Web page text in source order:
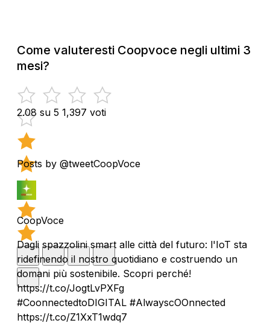
Come valuteresti Coopvoce negli ultimi 3
mesi?
2.08 su 5 1,397 voti
Posts by @tweetCoopVoce
CoopVoce
Dagli spazzolini smart alle città del futuro: l'IoT sta
ridefinendo il nostro quotidiano e costruendo un
domani più sostenibile. Scopri perché!
https://t.co/JogtLvPXFg
#CoonnectedtoDIGITAL #AlwayscOOnnected
https://t.co/Z1XxT1wdq7